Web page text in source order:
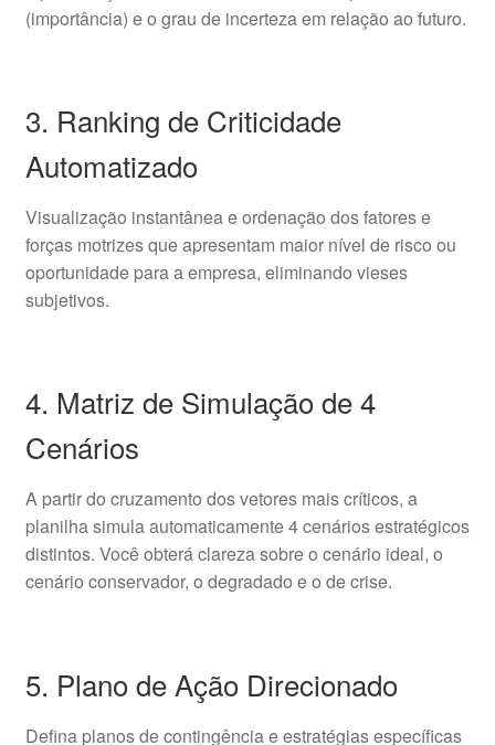
(importância) e o grau de incerteza em relação ao futuro.
3. Ranking de Criticidade
Automatizado
Visualização instantânea e ordenação dos fatores e
forças motrizes que apresentam maior nível de risco ou
oportunidade para a empresa, eliminando vieses
subjetivos.
4. Matriz de Simulação de 4
Cenários
A partir do cruzamento dos vetores mais críticos, a
planilha simula automaticamente 4 cenários estratégicos
distintos. Você obterá clareza sobre o cenário ideal, o
cenário conservador, o degradado e o de crise.
5. Plano de Ação Direcionado
Defina planos de contingência e estratégias específicas